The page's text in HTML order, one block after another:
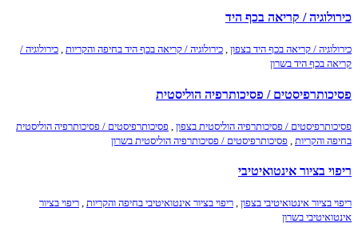
כירולוגיה / קריאה בכף היד
כירולוגיה / קריאה בכף היד בצפון , כירולוגיה / קריאה בכף היד בחיפה והקריות , כירולוגיה /
קריאה בכף היד בשרון
פסיכותרפיסטים / פסיכותרפיה הוליסטית
פסיכותרפיסטים / פסיכותרפיה הוליסטית בצפון
פסיכותרפיסטים / פסיכותרפיה הוליסטית
בחיפה והקריות
פסיכותרפיסטים / פסיכותרפיה הוליסטית בשרון
ריפוי בציור אינטואיטיבי
ריפוי בציור אינטואיטיבי בצפון , ריפוי בציור אינטואיטיבי בחיפה והקריות , ריפוי בציור
אינטואיטיבי בשרון